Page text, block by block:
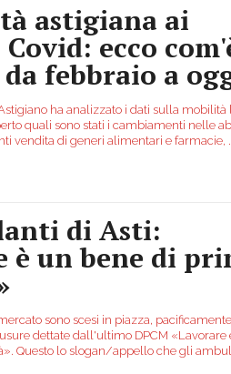
astigiana ai
ecco
febbraio a
ha analizzato i dati sulla mobilità
quali sono stati i cambiamenti nelle
vendita di generi alimentari e farmacie,
di Asti:
è un bene di
sono scesi in piazza,
dettate dall'ultimo DPCM «Lavorare
Questo lo slogan/appello che gli